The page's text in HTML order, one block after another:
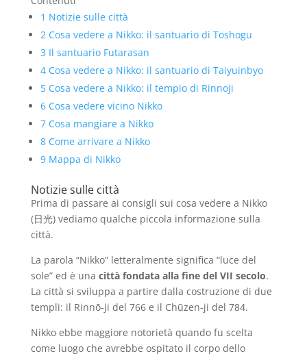
1 Notizie sulle città
2 Cosa vedere a Nikko: il santuario di Toshogu
3 Il santuario Futarasan
4Cosa vedere a Nikko: il santuario di Taiyuinbyo
5Cosa vedere a Nikko: il tempio di Rinnoji
6Cosa vedere vicino Nikko
7Cosa mangiare a Nikko
8Come arrivare a Nikko
9Mappa di Nikko
Notizie sulle città
Prima di passare ai consigli sui cosa vedere a Nikko
(日光) vediamo qualche piccola informazione sulla
città.
La parola “Nikko” letteralmente significa “luce del
sole” ed è una città fondata alla fine del VII secolo.
La città si sviluppa a partire dalla costruzione di due
templi: il Rinnō-ji del 766 e il Chūzen-ji del 784.
Nikko ebbe maggiore notorietà quando fu scelta
come luogo che avrebbe ospitato il corpo dello